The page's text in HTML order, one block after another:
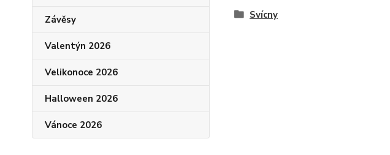
Závěsy
Valentýn 2026
Velikonoce 2026
Halloween 2026
Vánoce 2026
Svícny